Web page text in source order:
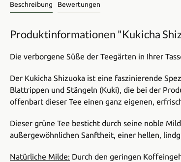
Beschreibung Bewertungen
Produktinformationen "Kukicha
Die verborgene Süße der Teegärten in Ihrer
Der Kukicha Shizuoka ist eine faszinierende
Blattrippen und Stängeln (Kuki), die bei der
offenbart dieser Tee einen ganz eigenen,
Dieser grüne Tee besticht durch seine noble
außergewöhnlichen Sanftheit, einer hellen,
Natürliche Milde: Durch den geringen